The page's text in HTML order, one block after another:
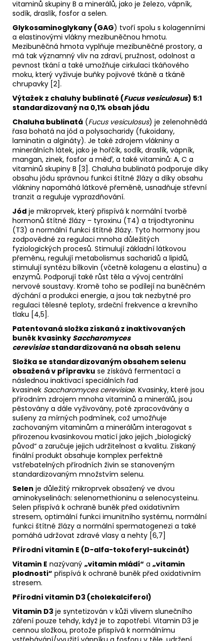
vitaminů skupiny B a minerálů, jako je železo, vápník,
sodík, draslík, fosfor a selen.
Glykosaminoglykany (GAG) tvoří spolu s kolagenními
a elastinovými vlákny mezibuněčnou hmotu.
Mezibuněčná hmota vyplňuje mezibuněčné prostory, a
má tak významný vliv na zdraví, pružnost, odolnost a
pevnost tkání a také umožňuje cirkulaci tkáňového
moku, který vyživuje buňky pojivové tkáně a tkáně
chrupavky [2].
Výtažek z chaluhy bublinaté (Fucus vesiculosus) 5:1
standardizovaný na 0,1% obsah jódu
Chaluha bublinatá (Fucus vesiculosus) je zelenohnědá
řasa bohatá na jód a polysacharidy (fukoidany,
laminatin a algináty). Je také zdrojem vlákniny a
minerálních látek, jako je hořčík, sodík, draslík, vápník,
mangan, zinek, fosfor a měď, a také vitaminů: A, C a
vitaminů skupiny B [3]. Chaluha bublinatá podporuje díky
obsahu jódu správnou funkci štítné žlázy a díky obsahu
vlákniny napomáhá látkové přeměně, usnadňuje střevní
tranzit a reguluje vyprazdňování.
Jód je mikroprvek, který přispívá k normální tvorbě
hormonů štítné žlázy – tyroxinu (T4) a trijodtyroninu
(T3) a normální funkci štítné žlázy. Tyto hormony jsou
zodpovědné za regulaci mnoha důležitých
fyziologických procesů. Stimulují základní látkovou
přeměnu, regulují metabolismus sacharidů a lipidů,
stimulují syntézu bílkovin (včetně kolagenu a elastinu) a
enzymů. Podporují také růst těla a vývoj centrální
nervové soustavy. Kromě toho se podílejí na buněčném
dýchání a produkci energie, a jsou tak nezbytné pro
regulaci tělesné teploty, srdeční frekvence a krevního
tlaku [4,5].
Patentovaná složka získaná z inaktivovaných
buněk kvasinky Saccharomyces
cerevisiaestandardizovaná na obsah selenu
Složka se standardizovaným obsahem selenu
obsažená v přípravku se získává fermentací a
následnou inaktivací speciálních řad
kvasinek Saccharomyces cerevisiae. Kvasinky, které jsou
přírodním zdrojem mnoha vitaminů a minerálů, jsou
pěstovány a dále vyživovány, poté zpracovávány a
sušeny za mírných podmínek, což umožňuje
zachovaným vitaminům a minerálům interagovat s
přirozenou kvasinkovou maticí jako jejich „biologický
původ“ a zaručuje jejich udržitelnost a kvalitu. Získaný
finální produkt obsahuje komplex perfektně
vstřebatelných přírodních živin se stanoveným
standardizovaným množstvím selenu.
Selen je důležitý mikroprvek obsažený ve dvou
aminokyselinách: selenomethioninu a selenocysteinu.
Selen přispívá k ochraně buněk před oxidativním
stresem, optimální funkci imunitního systému, normální
funkci štítné žlázy a normální spermatogenezi a také
pomáhá udržovat zdravé vlasy a nehty [6,7]
Přírodní vitamin E (D-alfa-tokoferyl-sukcinát)
Vitamin E nazývaný „vitamin mládí“ a „vitamin
plodnosti“ přispívá k ochraně buněk před oxidativním
stresem.
Přírodní vitamin D3 (cholekalciferol)
Vitamin D3 je syntetizován v kůži vlivem slunečního
záření pouze tehdy, když je to zapotřebí. Vitamin D3 je
cennou složkou, protože přispívá k normálnímu